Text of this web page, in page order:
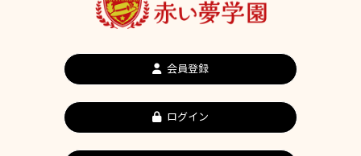
会員登録
ログイン